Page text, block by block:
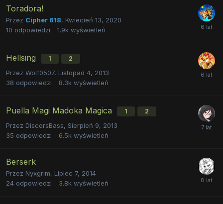
Toradora!
Przez Cipher 618, Kwiecień 13, 2020
10 odpowiedzi 1.9k wyświetleń
Hellsing 1 2
Przez Wolf0507, Listopad 4, 2013
38 odpowiedzi 8.3k wyświetleń
Puella Magi Madoka Magica 1 2
Przez DiscorsBass, Sierpień 9, 2013
35 odpowiedzi 6.5k wyświetleń
Berserk
Przez Nyxgrim, Lipiec 7, 2014
24 odpowiedzi 3.8k wyświetleń